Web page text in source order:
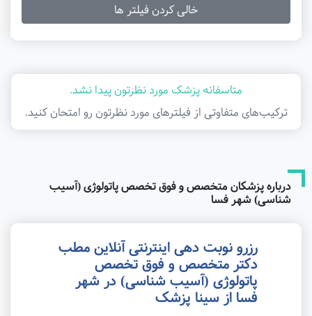
خالی کردن فیلتر ها
متاسفانه پزشک مورد نظرتون پیدا نشد.
ترکیب‌های متفاوتی از فیلتر‌های مورد نظرتون رو امتحان کنید.
درباره پزشکان متخصص و فوق تخصص پاتولوژی (آسیب
شناسی) شهر فسا
رزرو نوبت دهی اینترنتی آنلاین مطب
دکتر متخصص و فوق تخصص
پاتولوژی (آسیب شناسی) در شهر
فسا از سینا پزشک